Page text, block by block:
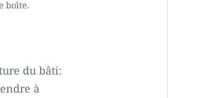
boîte.